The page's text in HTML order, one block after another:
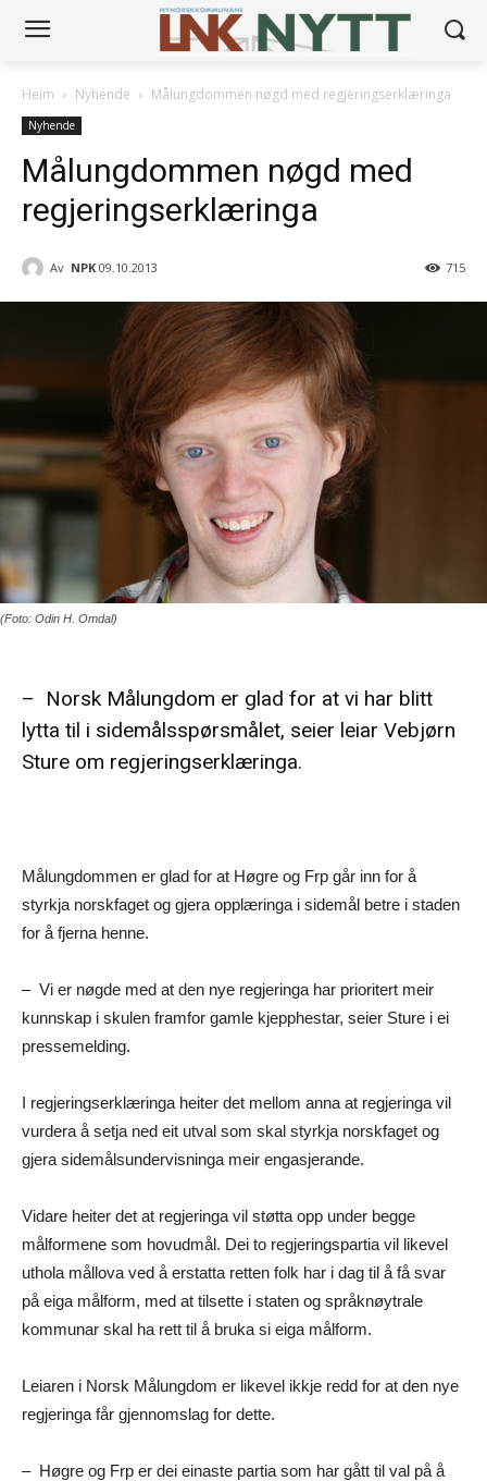
Heim Nyhende Målungdommen nøgd med regjeringserklæringa
Nyhende
Målungdommen nøgd med
regjeringserklæringa
Av NPK 09.10.2013 715
(Foto: Odin H. Omdal)
– Norsk Målungdom er glad for at vi har blitt
lytta til i sidemålsspørsmålet, seier leiar Vebjørn
Sture om regjeringserklæringa.
Målungdommen er glad for at Høgre og Frp går inn for å
styrkja norskfaget og gjera opplæringa i sidemål betre i staden
for å fjerna henne.
– Vi er nøgde med at den nye regjeringa har prioritert meir
kunnskap i skulen framfor gamle kjepphestar, seier Sture i ei
pressemelding.
I regjeringserklæringa heiter det mellom anna at regjeringa vil
vurdera å setja ned eit utval som skal styrkja norskfaget og
gjera sidemålsundervisninga meir engasjerande.
Vidare heiter det at regjeringa vil støtta opp under begge
målformene som hovudmål. Dei to regjeringspartia vil likevel
uthola mållova ved å erstatta retten folk har i dag til å få svar
på eiga målform, med at tilsette i staten og språknøytrale
kommunar skal ha rett til å bruka si eiga målform.
Leiaren i Norsk Målungdom er likevel ikkje redd for at den nye
regjeringa får gjennomslag for dette.
– Høgre og Frp er dei einaste partia som har gått til val på å